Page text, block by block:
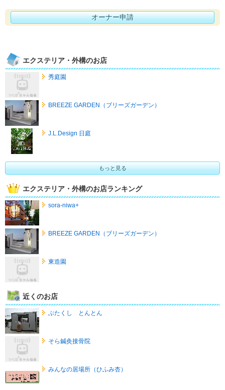
オーナー申請
エクステリア・外構のお店
秀庭園
BREEZE GARDEN（ブリーズガーデン）
J.L.Design 日庭
もっと見る
エクステリア・外構のお店ランキング
sora-niwa+
BREEZE GARDEN（ブリーズガーデン）
東造園
近くのお店
ぶたくし とんとん
そら鍼灸接骨院
みんなの居場所（ひふみ杏）